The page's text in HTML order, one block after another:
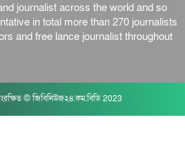
journalist across the world and so
in total more than 270 journalists
and free lance journalist throughout
সংরক্ষিত © জিবিনিউজ২৪.কম.বিডি 2023